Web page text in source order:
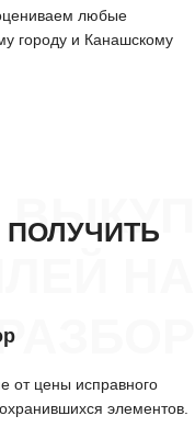
любые
городу и Канашскому
НА
от цены исправного
элементов.